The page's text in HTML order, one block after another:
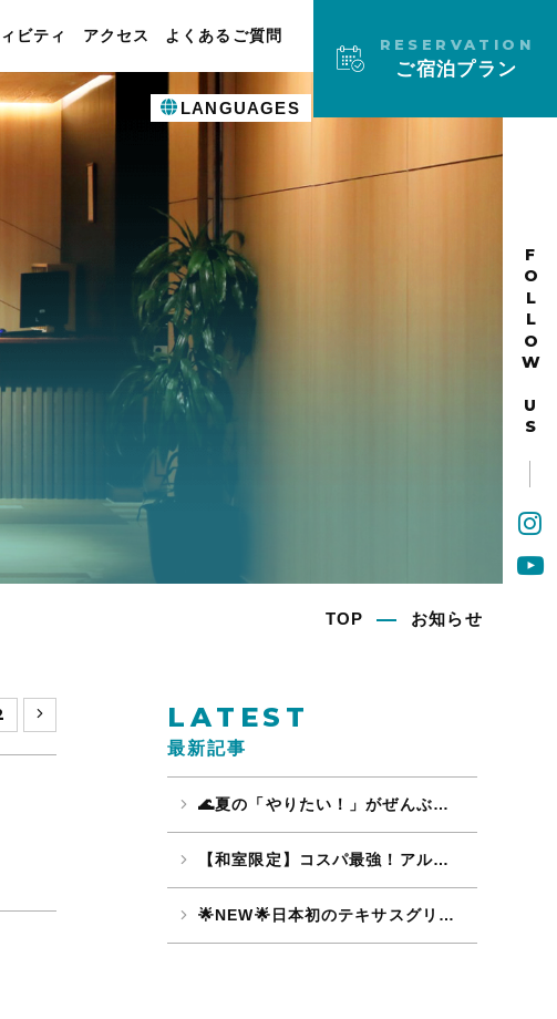
ビティ アクセス よくあるご質問 RESERVATION
ご宿泊プラン
LANGUAGES
FOLLOW US
TOP お知らせ
LATEST
最新記事
🌊夏の「やりたい！」がぜんぶ叶う🔥 水遊びも、グルメも、温泉も大満喫♪
【和室限定】コスパ最強！アルコール飲み放題無料！夏限定ファミリー・グループ応援プラン予約受付開始！
🌟NEW🌟日本初のテキサスグリル＆話題の麻辣湯登場！!